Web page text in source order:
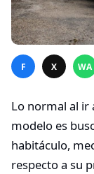
F X WA
Lo normal al ir
modelo es
habitáculo,
respecto a su